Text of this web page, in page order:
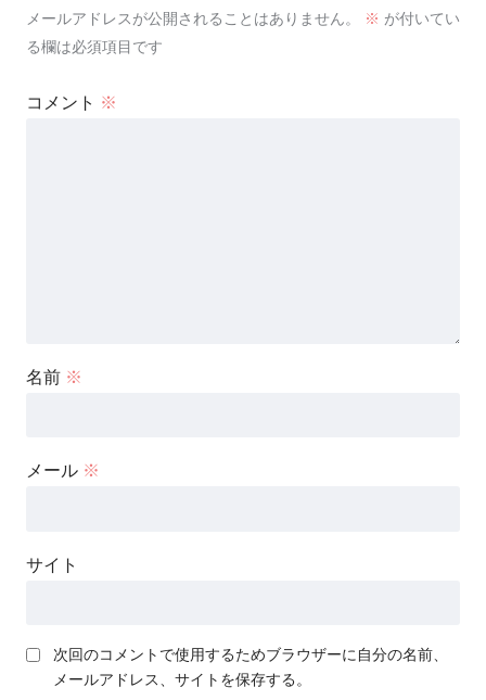
メールアドレスが公開されることはありません。 ※ が付いてい
る欄は必須項目です
コメント ※
名前 ※
メール ※
サイト
次回のコメントで使用するためブラウザーに自分の名前、
メールアドレス、サイトを保存する。